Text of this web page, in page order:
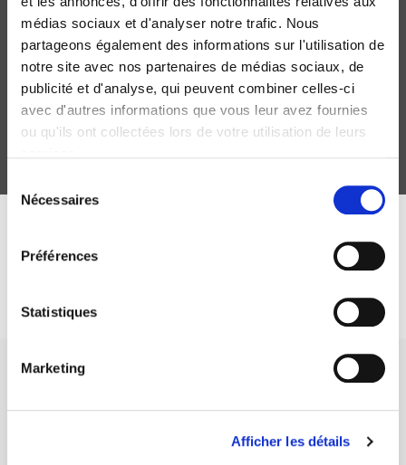
médias sociaux et d'analyser notre trafic. Nous
partageons également des informations sur l'utilisation de
notre site avec nos partenaires de médias sociaux, de
publicité et d'analyse, qui peuvent combiner celles-ci
avec d'autres informations que vous leur avez fournies
ou qu'ils ont collectées lors de votre utilisation de leurs
Nécessaires
Préférences
Statistiques
Marketing
Afficher les détails
Conflits et pouvoirs dans les institutions du
capitalisme
Frédéric Lordon
SCIENCES PO UNIVERSITY PRESS has a threefold role: to publish